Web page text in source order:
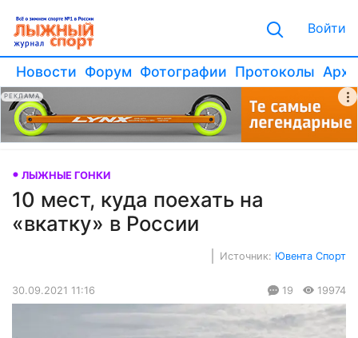
Войти
Новости Форум Фотографии Протоколы
РЕКЛАМА
ЛЫЖНЫЕ ГОНКИ
10 мест, куда поехать на
«вкатку» в России
Источник: Ювента Спорт
30.09.2021 11:16 19 19974